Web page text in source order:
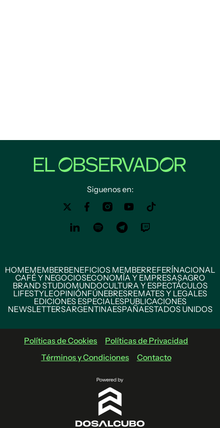
Siguenos en:
HOMEMEMBERBENEFICIOS MEMBERREFERÍNACIONAL
CAFÉ Y NEGOCIOSECONOMÍA Y EMPRESASAGRO
BRAND STUDIOMUNDOCULTURA Y ESPECTÁCULOS
LIFESTYLEOPINIÓNFÚNEBRESREMATES Y LEGALES
EDICIONES ESPECIALESPUBLICACIONES
NEWSLETTERSARGENTINAESPAÑAESTADOS UNIDOS
Políticas de Cookies
Políticas de Privacidad
Términos y Condiciones
Contacto